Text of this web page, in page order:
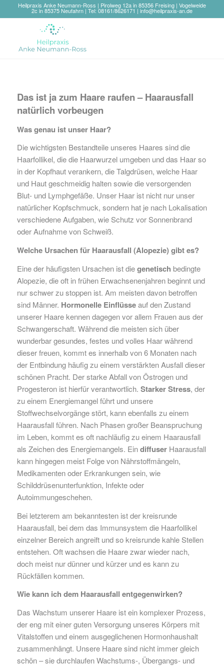
Heilpraxis Anke Neumann-Ross | Pirolweg 12a in 85356 Freising | Vogelweide
2c in 85375 Neufahrn | Tel: 08161/8626171 | info@heilpraxis-an.de
Das ist ja zum Haare raufen – Haarausfall
natürlich vorbeugen
Was genau ist unser Haar?
Die wichtigsten Bestandteile unseres Haares sind die
Haarfollikel, die die Haarwurzel umgeben und das Haar so
in der Kopfhaut verankern, die Talgdrüsen, welche Haar
und Haut geschmeidig halten sowie die versorgenden
Blut- und Lymphgefäße. Unser Haar ist nicht nur unser
natürlicher Kopfschmuck, sondern hat je nach Lokalisation
verschiedene Aufgaben, wie Schutz vor Sonnenbrand
oder Aufnahme von Schweiß.
Welche Ursachen für Haarausfall (Alopezie) gibt es?
Eine der häufigsten Ursachen ist diegenetisch bedingte
Alopezie, die oft in frühen Erwachsenenjahren beginnt und
nur schwer zu stoppen ist. Am meisten davon betroffen
sind Männer. Hormonelle Einflüsseauf den Zustand
unserer Haare kennen dagegen vor allem Frauen aus der
Schwangerschaft. Während die meisten sich über
wunderbar gesundes, festes und volles Haar während
dieser freuen, kommt es innerhalb von 6 Monaten nach
der Entbindung häufig zu einem verstärkten Ausfall dieser
schönen Pracht. Der starke Abfall von Östrogen und
Progesteron ist hierfür verantwortlich. Starker Stress, der
zu einem Energiemangel führt und unsere
Stoffwechselvorgänge stört, kann ebenfalls zu einem
Haarausfall führen. Nach Phasen großer Beanspruchung
im Leben, kommt es oft nachläufig zu einem Haarausfall
als Zeichen des Energiemangels. EindiffuserHaarausfall
kann hingegen meist Folge von Nährstoffmängeln,
Medikamenten oder Erkrankungen sein, wie
Schilddrüsenunterfunktion, Infekte oder
Autoimmungeschehen.
Bei letzterem am bekanntesten ist der kreisrunde
Haarausfall, bei dem das Immunsystem die Haarfollikel
einzelner Bereich angreift und so kreisrunde kahle Stellen
entstehen. Oft wachsen die Haare zwar wieder nach,
doch meist nur dünner und kürzer und es kann zu
Rückfällen kommen.
Wie kann ich dem Haarausfall entgegenwirken?
Das Wachstum unserer Haare ist ein komplexer Prozess,
der eng mit einer guten Versorgung unseres Körpers mit
Vitalstoffen und einem ausgeglichenen Hormonhaushalt
zusammenhängt. Unsere Haare sind nicht immer gleich
schön – sie durchlaufen Wachstums-, Übergangs- und